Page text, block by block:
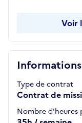
Type de contrat
Contrat de
Nombre d'heures
Voir